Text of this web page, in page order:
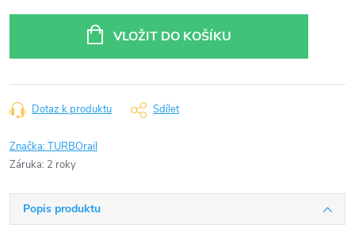
VLOŽIT DO KOŠÍKU
Dotaz k produktu Sdílet
Značka:TURBOrail
Záruka: 2 roky
Popis produktu